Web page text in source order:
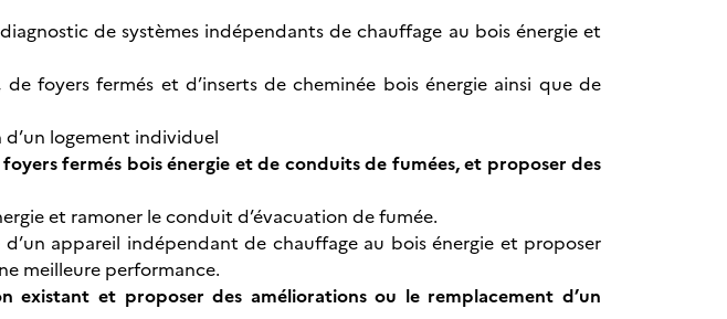
de systèmes indépendants de chauffage au bois énergie et
de foyers fermés et d’inserts de cheminée bois énergie ainsi que de
logement individuel
fermés bois énergie et de conduits de fumées, et proposer des
et ramoner le conduit d’évacuation de fumée.
appareil indépendant de chauffage au bois énergie et proposer
meilleure performance.
existant et proposer des améliorations ou le remplacement d’un